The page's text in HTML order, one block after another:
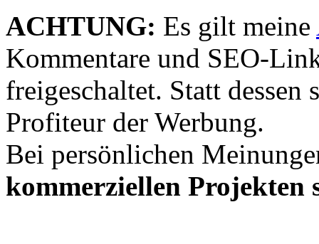
ACHTUNG: Es gilt meine
Kommentare und SEO-
freigeschaltet. Statt dessen
Profiteur der Werbung.
Bei persönlichen
kommerziellen Projekten